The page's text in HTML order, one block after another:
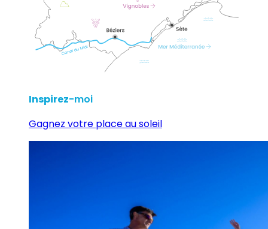
Inspirez-moi
Gagnez votre place au soleil